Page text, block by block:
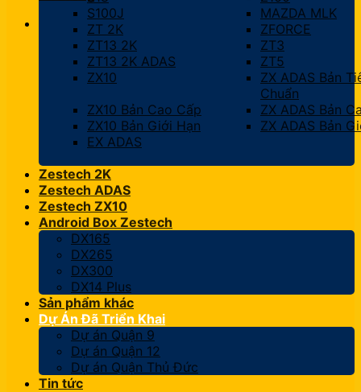
S100J
MAZDA MLK
ZT 2K
ZFORCE
ZT13 2K
ZT3
ZT13 2K ADAS
ZT5
ZX10
ZX ADAS Bản
Chuẩn
ZX10 Bản Cao Cấp
ZX ADAS Bản
ZX10 Bản Giới Hạn
ZX ADAS Bản
EX ADAS
Zestech 2K
Zestech ADAS
Zestech ZX10
Android Box Zestech
DX165
DX265
DX300
DX14 Plus
Sản phẩm khác
Dự Án Đã Triển Khai
Dự án Quận 9
Dự án Quận 12
Dự án Quận Thủ Đức
Tin tức